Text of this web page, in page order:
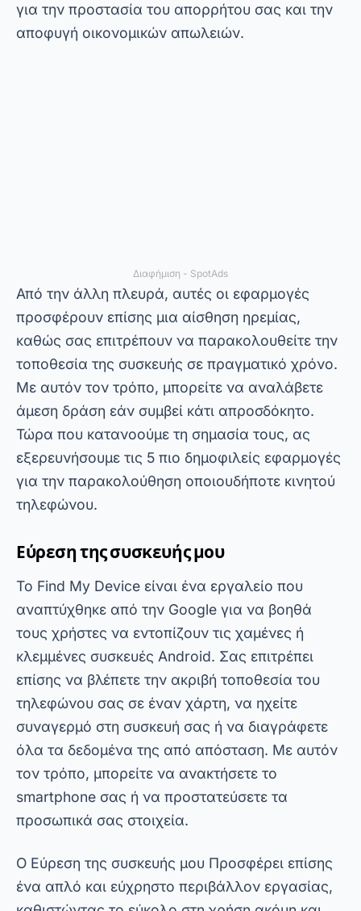
για την προστασία του απορρήτου σας και την
αποφυγή οικονομικών απωλειών.
για την παρακολούθηση οποιουδήποτε κινητού
τηλεφώνου.
Εύρεση της συσκευής μου
Το Find My Device είναι ένα εργαλείο που
αναπτύχθηκε από την Google για να βοηθά
τους χρήστες να εντοπίζουν τις χαμένες ή
κλεμμένες συσκευές Android. Σας επιτρέπει
επίσης να βλέπετε την ακριβή τοποθεσία του
τηλεφώνου σας σε έναν χάρτη, να ηχείτε
όλα τα δεδομένα της από απόσταση. Με αυτόν
smartphone σας ή να προστατεύσετε τα
προσωπικά σας στοιχεία.
ΟΕύρεση της συσκευής μουΠροσφέρει επίσης
ένα απλό και εύχρηστο περιβάλλον εργασίας,
καθιστώντας το εύκολο στη χρήση ακόμη και
για αρχάριους. Ωστόσο, είναι σημαντικό να
θυμάστε ότι η υπηρεσία πρέπει να έχει
ενεργοποιηθεί προηγουμένως στη συσκευή για
να λειτουργήσει σωστά. Παρόλα αυτά,
αποτελεί μια εξαιρετική επιλογή για όσους
Εύρεση του iPhone μου